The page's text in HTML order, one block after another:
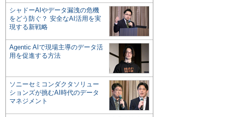
シャドーAIやデータ漏洩の危機
をどう防ぐ？ 安全なAI活用を実
現する新戦略
Agentic AIで現場主導のデータ活
用を促進する方法
ソニーセミコンダクタソリュー
ションズが挑むAI時代のデータ
マネジメント